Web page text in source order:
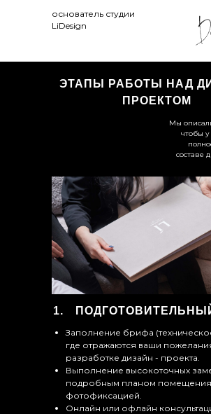
основатель студии
LiDesign
Заполнение брифа
где отражаются ваши
разработке дизайн - проекта.
Выполнение высокоточных
подробным планом
фотофиксацией.
Онлайн или офлайн
ЭТАПЫ РАБОТЫ НАД
ПРОЕКТОМ
Мы
чтобы у
составе